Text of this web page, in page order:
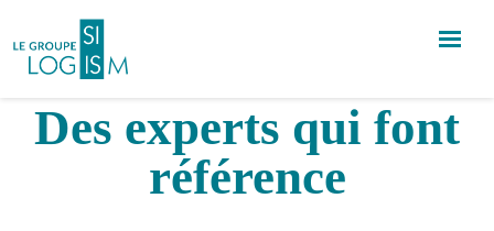
Des experts qui font
référence